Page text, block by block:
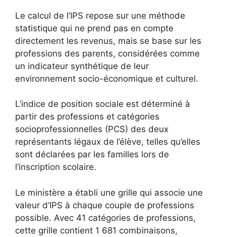
Le calcul de l’IPS repose sur une méthode
statistique qui ne prend pas en compte
directement les revenus, mais se base sur les
professions des parents, considérées comme
un indicateur synthétique de leur
environnement socio-économique et culturel.
L’indice de position sociale est déterminé à
partir des professions et catégories
socioprofessionnelles (PCS) des deux
représentants légaux de l’élève, telles qu’elles
sont déclarées par les familles lors de
l’inscription scolaire.
Le ministère a établi une grille qui associe une
valeur d’IPS à chaque couple de professions
possible. Avec 41 catégories de professions,
cette grille contient 1 681 combinaisons,